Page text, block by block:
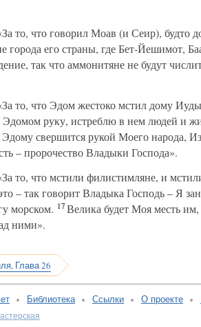
то, что говорил Моав (и Сеир), будто
города его страны, где Бет-Йешимот,
так что аммонитяне не будут
то, что Эдом жестоко мстил дому
Эдомом руку, истреблю в нем людей и
свершится рукой Моего народа,
– пророчество Владыки Господа».
то, что мстили филистимляне, и
– так говорит Владыка Господь – Я
морском. 17Велика будет Моя месть им,
ними».
Глава 26
Библиотека Ссылки О проекте